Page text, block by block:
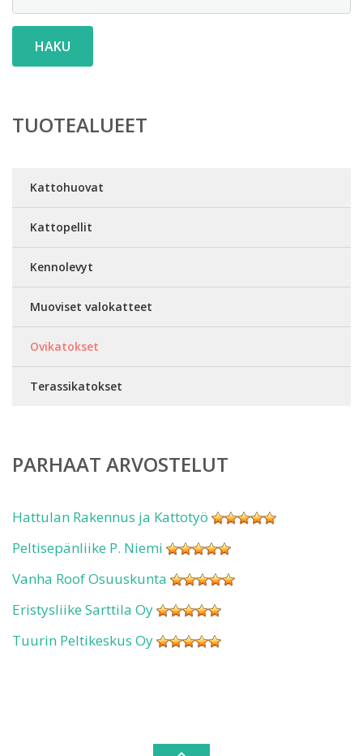
HAKU
TUOTEALUEET
Kattohuovat
Kattopellit
Kennolevyt
Muoviset valokatteet
Ovikatokset
Terassikatokset
PARHAAT ARVOSTELUT
Hattulan Rakennus ja Kattotyö
Peltisepänliike P. Niemi
Vanha Roof Osuuskunta
Eristysliike Sarttila Oy
Tuurin Peltikeskus Oy